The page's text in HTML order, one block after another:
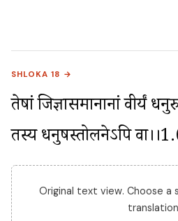
SHLOKA 18 →
तेषां जिज्ञासमानानां वीर्यं
तस्य धनुषस्तोलनेऽपि
Original text view. Choose a